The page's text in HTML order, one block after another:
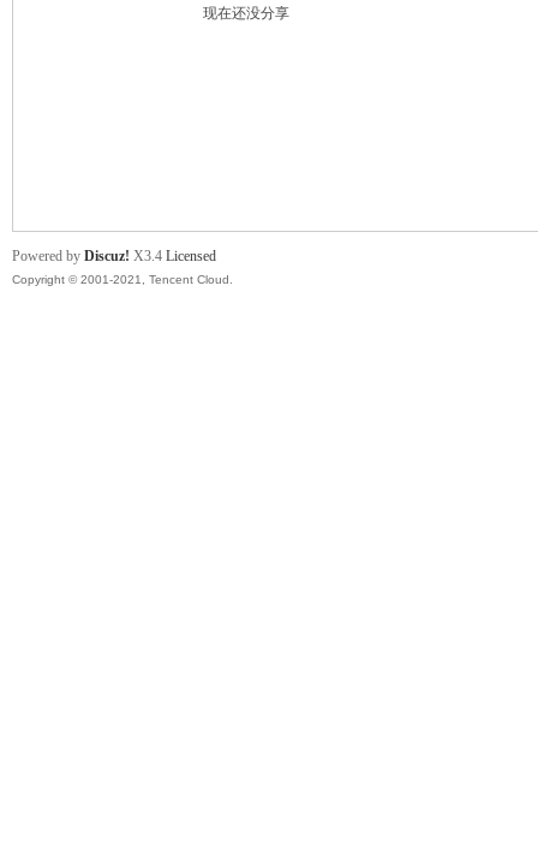
现在还没分享
Powered by Discuz! X3.4 Licensed
Copyright © 2001-2021, Tencent Cloud.